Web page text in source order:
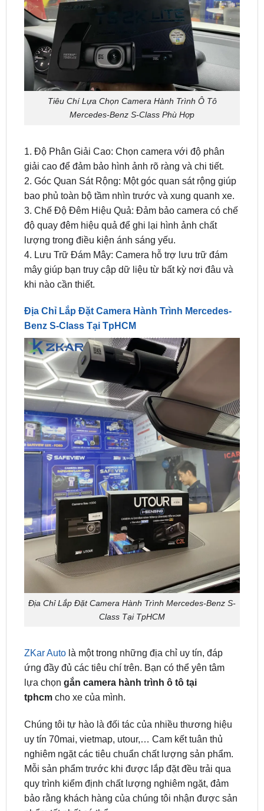
Tiêu Chí Lựa Chọn Camera Hành Trình Ô Tô
Mercedes-Benz S-Class Phù Hợp
1. Độ Phân Giải Cao: Chọn camera với độ phân
2. Góc Quan Sát Rộng: Một góc quan sát rộng giúp
bao phủ toàn bộ tầm nhìn trước và xung quanh xe.
3. Chế Độ Đêm Hiệu Quả: Đảm bảo camera có chế
độ quay đêm hiệu quả để ghi lại hình ảnh chất
lượng trong điều kiện ánh sáng yếu.
4. Lưu Trữ Đám Mây: Camera hỗ trợ lưu trữ đám
mây giúp bạn truy cập dữ liệu từ bất kỳ nơi đâu và
khi nào cần thiết.
Địa Chỉ Lắp Đặt Camera Hành Trình Mercedes-
Địa Chỉ Lắp Đặt Camera Hành Trình Mercedes-Benz S-
Class Tại TpHCM
là một trong những địa chỉ uy tín, đáp
lựa chọngắn camera hành trình ô tô tại
tphcmcho xe của mình.
Chúng tôi tự hào là đối tác của nhiều thương hiệu
nghiêm ngặt các tiêu chuẩn chất lượng sản phẩm.
Mỗi sản phẩm trước khi được lắp đặt đều trải qua
quy trình kiểm định chất lượng nghiêm ngặt, đảm
bảo rằng khách hàng của chúng tôi nhận được sản
phẩm tốt nhất có thể.